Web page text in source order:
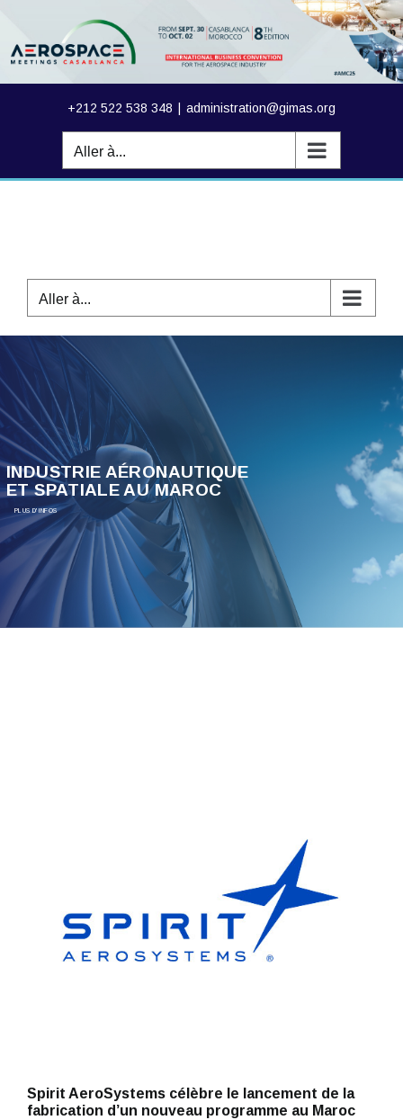
+212 522 538 348 administration@gimas.org
Aller à...
Aller à...
INDUSTRIE AÉRONAUTIQUE
ET SPATIALE AU MAROC
PLUS D'INFOS
Spirit AeroSystems célèbre le lancement de la
fabrication d’un nouveau programme au Maroc